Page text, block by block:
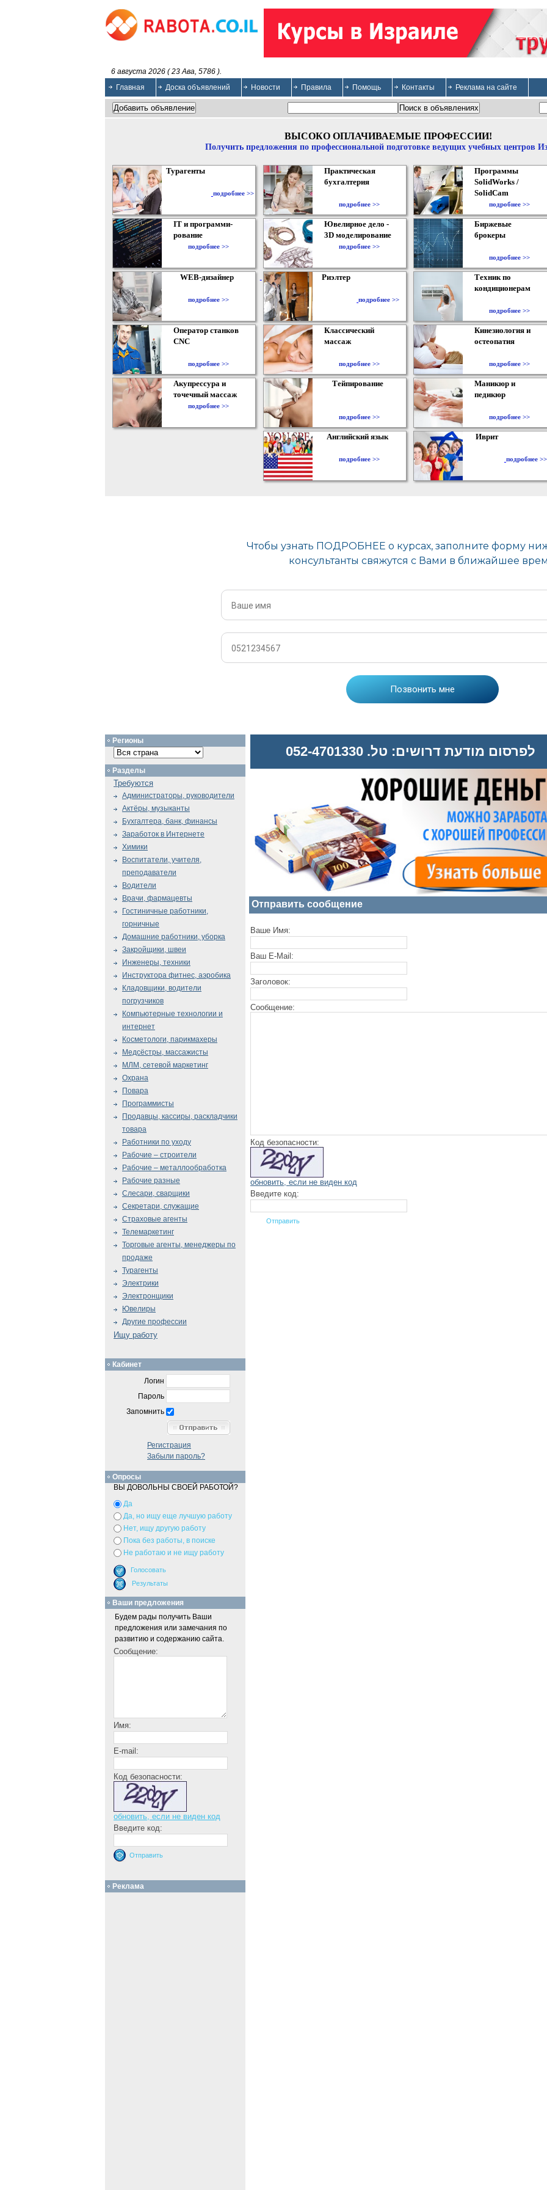
6 августа 2026 ( 23 Ава, 5786 ).
Главная
Доска объявлений Новости Правила Помощь Контакты Реклама на сайте
ВЫСОКО ОПЛАЧИВАЕМЫЕ ПРОФЕССИИ!
Получить предложения по профессиональной подготовке ведущих учебных центров
Турагенты
подробнее >>
Практическая
бухгалтерия
подробнее >>
Программы
SolidWorks /
SolidCam
подробнее >>
IT и программи-
рование
подробнее >>
Ювелирное дело -
3D моделирование
подробнее >>
Биржевые
брокеры
подробнее >>
WEB-дизайнер
подробнее >>
Риэлтер
подробнее >>
Техник по
кондиционерам
подробнее >>
Оператор станков
CNC
подробнее >>
Классический
массаж
подробнее >>
Кинезиология и
остеопатия
подробнее >>
Акупрессура и
точечный массаж
подробнее >>
Тейпирование
подробнее >>
Маникюр и
педикюр
подробнее >>
Английский язык
подробнее >>
Иврит
подробнее >>
לפרסום מודעת דרושים: טל. 052-4701330
Отправить сообщение
Ваше Имя:
Ваш E-Mail:
Заголовок:
Сообщение:
Код безопасности:
обновить, если не виден код
Введите код:
Регионы
Разделы
Требуются
Администраторы, руководители
Актёры, музыканты
Бухгалтера, банк, финансы
Заработок в Интернете
Химики
Воспитатели, учителя,
преподаватели
Водители
Врачи, фармацевты
Гостиничные работники,
горничные
Домашние работники, уборка
Закройщики, швеи
Инженеры, техники
Инструктора фитнес, аэробика
Кладовщики, водители
погрузчиков
Компьютерные технологии и
интернет
Косметологи, парикмахеры
Медсёстры, массажисты
МЛМ, сетевой маркетинг
Охрана
Повара
Программисты
Продавцы, кассиры, раскладчики
товара
Работники по уходу
Рабочие – строители
Рабочие – металлообработка
Рабочие разные
Слесари, сварщики
Секретари, служащие
Страховые агенты
Телемаркетинг
Торговые агенты, менеджеры по
продаже
Турагенты
Электрики
Электронщики
Ювелиры
Другие профессии
Ищу работу
Кабинет
Логин
Пароль
Запомнить
Регистрация
Забыли пароль?
Опросы
ВЫ ДОВОЛЬНЫ СВОЕЙ РАБОТОЙ?
Да
Да, но ищу еще лучшую работу
Нет, ищу другую работу
Пока без работы, в поиске
Не работаю и не ищу работу
Ваши предложения
Будем рады получить Ваши
предложения или замечания по
развитию и содержанию сайта.
Сообщение:
Имя:
E-mail:
Код безопасности:
обновить, если не виден код
Введите код:
Реклама